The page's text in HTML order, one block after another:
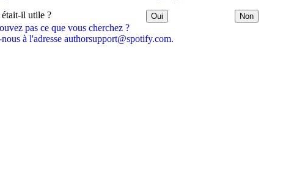
pas ce que vous cherchez ?
à l'adresse authorsupport@spotify.com.
il utile ? Oui Non